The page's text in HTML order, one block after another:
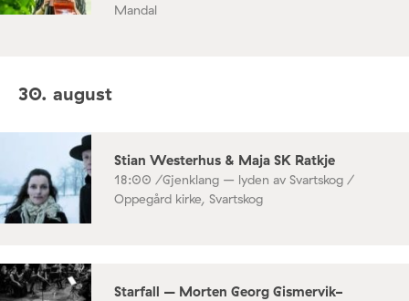
Mandal
30. august
Stian Westerhus & Maja SK Ratkje
18:00 /Gjenklang – lyden av Svartskog /
Oppegård kirke, Svartskog
Starfall – Morten Georg Gismervik-